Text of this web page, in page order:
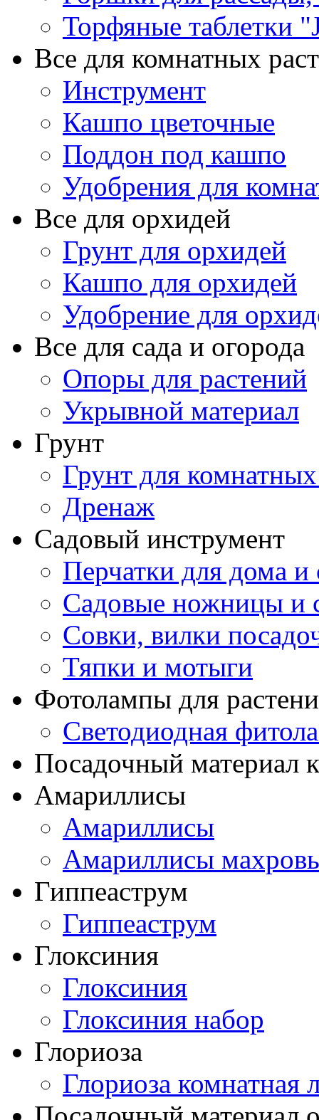
Торфяные таблетки
Все для комнатных
Инструмент
Кашпо цветочные
Поддон под кашпо
Удобрения для
Все для орхидей
Грунт для орхидей
Кашпо для орхидей
Удобрение для
Все для сада и огорода
Опоры для растений
Укрывной материал
Грунт
Грунт для
Дренаж
Садовый инструмент
Перчатки для дома и
Садовые ножницы и
Совки, вилки
Тяпки и мотыги
Фотолампы для
Светодиодная
Посадочный материал
Амариллисы
Амариллисы
Амариллисы
Гиппеаструм
Гиппеаструм
Глоксиния
Глоксиния
Глоксиния набор
Глориоза
Глориоза комнатная